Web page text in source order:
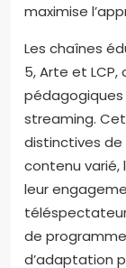
maximise
Les chaînes
5, Arte et
pédagogiques
streaming.
distinctives
contenu varié,
leur
de
d’adaptation